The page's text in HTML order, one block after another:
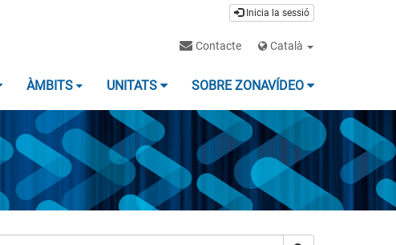
Inicia la sessió
Contacte Català
ÀMBITS UNITATS SOBRE ZONAVÍDEO